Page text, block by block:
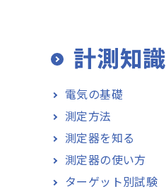
計測知識
電気の基礎
測定方法
測定器を知る
測定器の使い方
ターゲット別試験